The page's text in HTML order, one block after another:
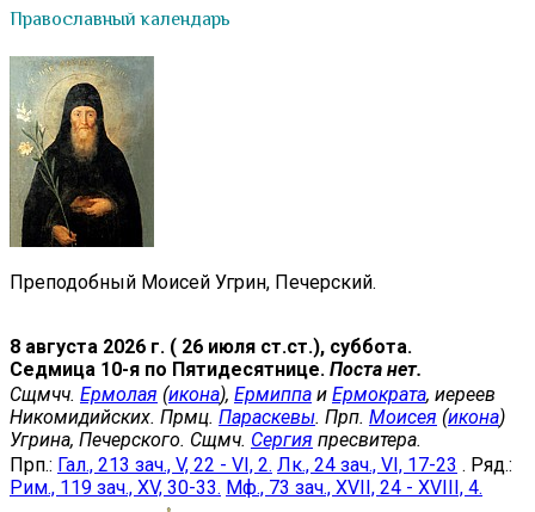
Православный календарь
Преподобный Моисей Угрин, Печерский.
8 августа 2026 г. ( 26 июля ст.ст.), суббота.
Седмица 10-я по Пятидесятнице. Поста нет.
Сщмчч. Ермолая (икона), Ермиппа и Ермократа, иереев
Никомидийских. Прмц. Параскевы. Прп. Моисея (икона)
Угрина, Печерского. Сщмч. Сергия пресвитера.
Прп.: Гал., 213 зач., V, 22 - VI, 2. Лк., 24 зач., VI, 17-23 . Ряд.:
Рим., 119 зач., XV, 30-33. Мф., 73 зач., XVII, 24 - XVIII, 4.